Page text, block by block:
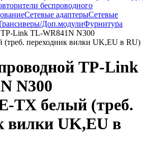
беспроводного
Сетевые адаптерыСетевые
Доп.модулиФурнитура
TP-Link TL-WR841N N300
переходник вилки UK,EU в RU)
TP-Link
N300
TX белый (треб.
вилки UK,EU в